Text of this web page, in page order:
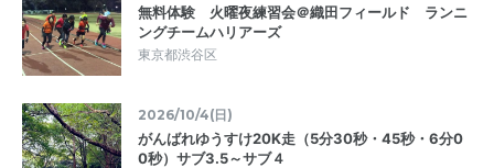
無料体験 火曜夜練習会＠織田フィールド ランニ
ングチームハリアーズ
東京都渋谷区
2026/10/4(日)
がんばれゆうすけ20K走（5分30秒・45秒・6分0
0秒）サブ3.5～サブ４